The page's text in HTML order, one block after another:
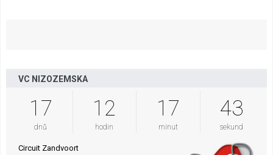
VC NIZOZEMSKA
17
dnů
12
hodin
17
minut
42
sekund
Circuit Zandvoort